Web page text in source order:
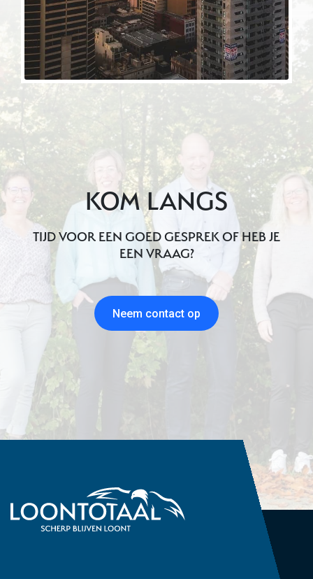
KOM LANGS
TIJD VOOR EEN GOED GESPREK OF HEB JE
EEN VRAAG?
Neem contact op